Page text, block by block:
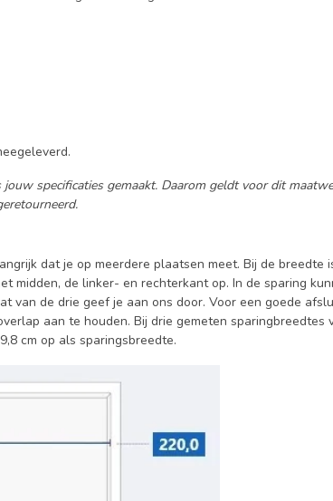
specificaties gemaakt. Daarom geldt voor dit
dat je op meerdere plaatsen meet. Bij de breedte
midden, de linker- en rechterkant op. In de sparing
van de drie geef je aan ons door. Voor een goede
aan te houden. Bij drie gemeten sparingbreedtes
cm op als sparingsbreedte.